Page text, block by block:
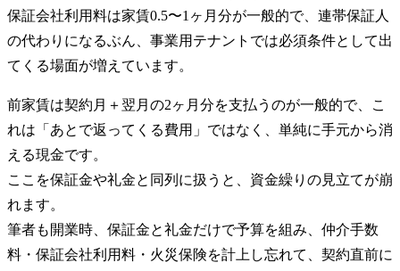
保証会社利用料は家賃0.5〜1ヶ月分が一般的で、連帯保証人
の代わりになるぶん、事業用テナントでは必須条件として出
てくる場面が増えています。
前家賃は契約月＋翌月の2ヶ月分を支払うのが一般的で、こ
れは「あとで返ってくる費用」ではなく、単純に手元から消
える現金です。
ここを保証金や礼金と同列に扱うと、資金繰りの見立てが崩
れます。
筆者も開業時、保証金と礼金だけで予算を組み、仲介手数
料・保証会社利用料・火災保険を計上し忘れて、契約直前に